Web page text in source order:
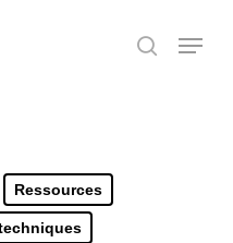
search
Menu
Ressources